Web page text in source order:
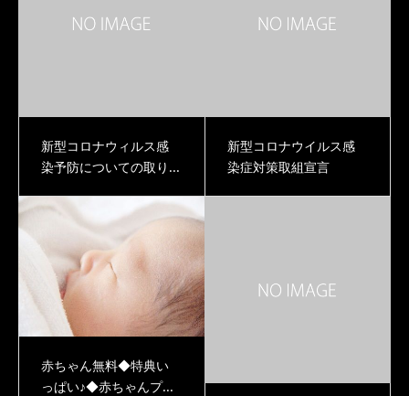
新型コロナウィルス感
染予防についての取り...
新型コロナウイルス感
染症対策取組宣言
赤ちゃん無料◆特典い
っぱい♪◆赤ちゃんプ...